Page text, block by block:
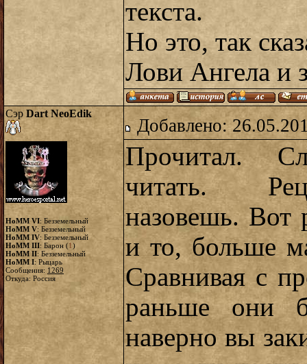
текста.
Но это, так
Лови Ангела и
Сэр Dart NeoEdik
HoMM VI: Безземельный
HoMM V: Безземельный
HoMM IV: Безземельный
HoMM III: Барон (1)
HoMM II: Безземельный
HoMM I: Рыцарь
Сообщения: 1269
Откуда: Россия
Добавлено:
Прочитал.
читать.
назовешь. Вот
и то, больше
Сравнивая с
раньше они
наверно вы